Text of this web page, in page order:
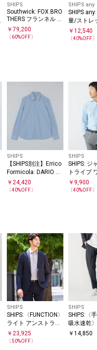
SHIPS
Southwick: FOX BRO
THERS フランネル 3
B スーツ
￥ 79,200
〔60%OFF〕
SHIPS any
SHIPS
量/ストレ
OTEX(R)
ー セット
￥12,540
〔40%OFF〕
SHIPS
【SHIPS別注】Errico
Formicola: DARIO コ
ットン ソリッド シャ
ツ
￥ 24,420
〔40%OFF〕
SHIPS
SHIPS: ジ
トライプ
カラー シ
￥ 9,900
〔40%OFF〕
SHIPS
SHIPS:〈FUNCTION〉
ライト アンストラク
チャード ジャケット
(セットアップ対応)
￥ 23,925
〔50%OFF〕
SHIPS
SHIPS:〈
吸水速乾
ェイト
￥14,850